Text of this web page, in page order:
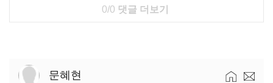
0/0 댓글 더보기
문혜현